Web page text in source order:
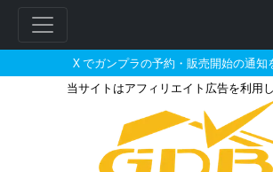
X でガンプラの予約・販売開始の通知
当サイトはアフィリエイト広告を利用し
HG 1/144 コアガンダ